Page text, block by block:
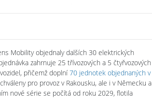
Mobility objednaly dalších 30 elektrických
zahrnuje 25 třívozových a 5 čtyřvozových
přičemž doplní70 jednotek objednaných v
pro provoz v Rakousku, ale i v Německu a
nové série se počítá od roku 2029, flotila